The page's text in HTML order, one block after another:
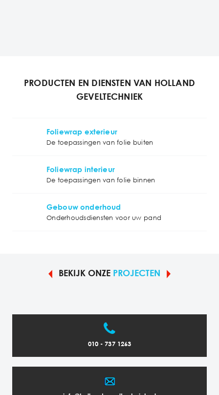
PRODUCTEN EN DIENSTEN VAN HOLLAND
GEVELTECHNIEK
Foliewrap exterieur
De toepassingen van folie buiten
Foliewrap interieur
De toepassingen van folie binnen
Gebouw onderhoud
Onderhoudsdiensten voor uw pand
BEKIJK ONZE PROJECTEN
010 - 737 1263